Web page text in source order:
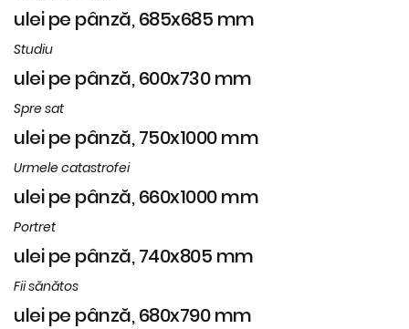
ulei pe pânză, 685x685 mm
Studiu
ulei pe pânză, 600x730 mm
Spre sat
ulei pe pânză, 750x1000 mm
Urmele catastrofei
ulei pe pânză, 660x1000 mm
Portret
ulei pe pânză, 740x805 mm
Fii sănătos
ulei pe pânză, 680x790 mm